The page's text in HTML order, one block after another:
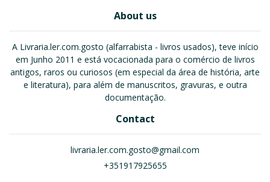
About us
A Livraria.ler.com.gosto (alfarrabista - livros usados), teve início
em Junho 2011 e está vocacionada para o comércio de livros
antigos, raros ou curiosos (em especial da área de história, arte
e literatura), para além de manuscritos, gravuras, e outra
documentação.
Contact
livraria.ler.com.gosto@gmail.com
+351917925655